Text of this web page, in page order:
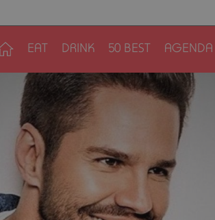
EAT DRINK 50 BEST AGENDA